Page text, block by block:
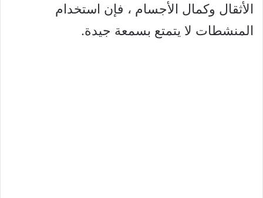
الأثقال وكمال الأجسام ، فإن استخدام
المنشطات لا يتمتع بسمعة جيدة.